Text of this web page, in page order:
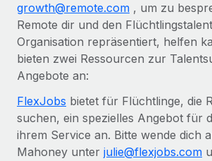
growth@remote.com , um zu
Remote dir und den
Organisation repräsentiert, helfen
bieten zwei Ressourcen zur
Angebote an:
FlexJobs bietet für Flüchtlinge, die
suchen, ein spezielles Angebot für
ihrem Service an. Bitte wende dich
Mahoney unter julie@flexjobs.com